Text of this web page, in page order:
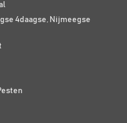
4daagse, Nijmeegse